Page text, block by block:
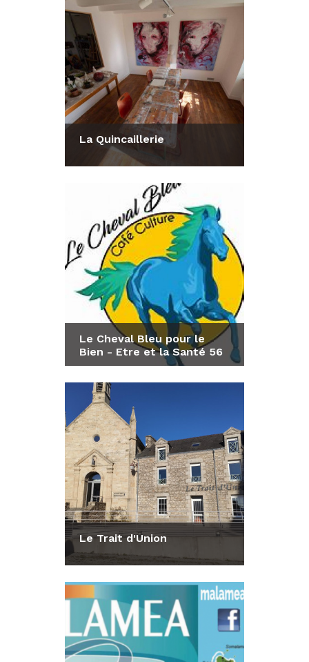
La Quincaillerie
Consulter la fiche
Le Cheval Bleu pour le
Bien - Etre et la Santé 56
Consulter la fiche
Le Trait d'Union
Consulter la fiche